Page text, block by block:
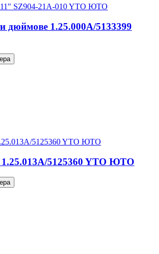
дюймове 1.25.000A/5133399
1.25.013A/5125360 YTO ЮТО